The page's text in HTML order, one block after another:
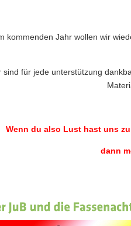
kommenden Jahr wollen wir
sind für jede unterstützung
Wenn du also Lust hast uns
dann